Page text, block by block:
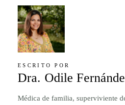
ESCRITO POR
Dra. Odile
Médica de familia, superviviente